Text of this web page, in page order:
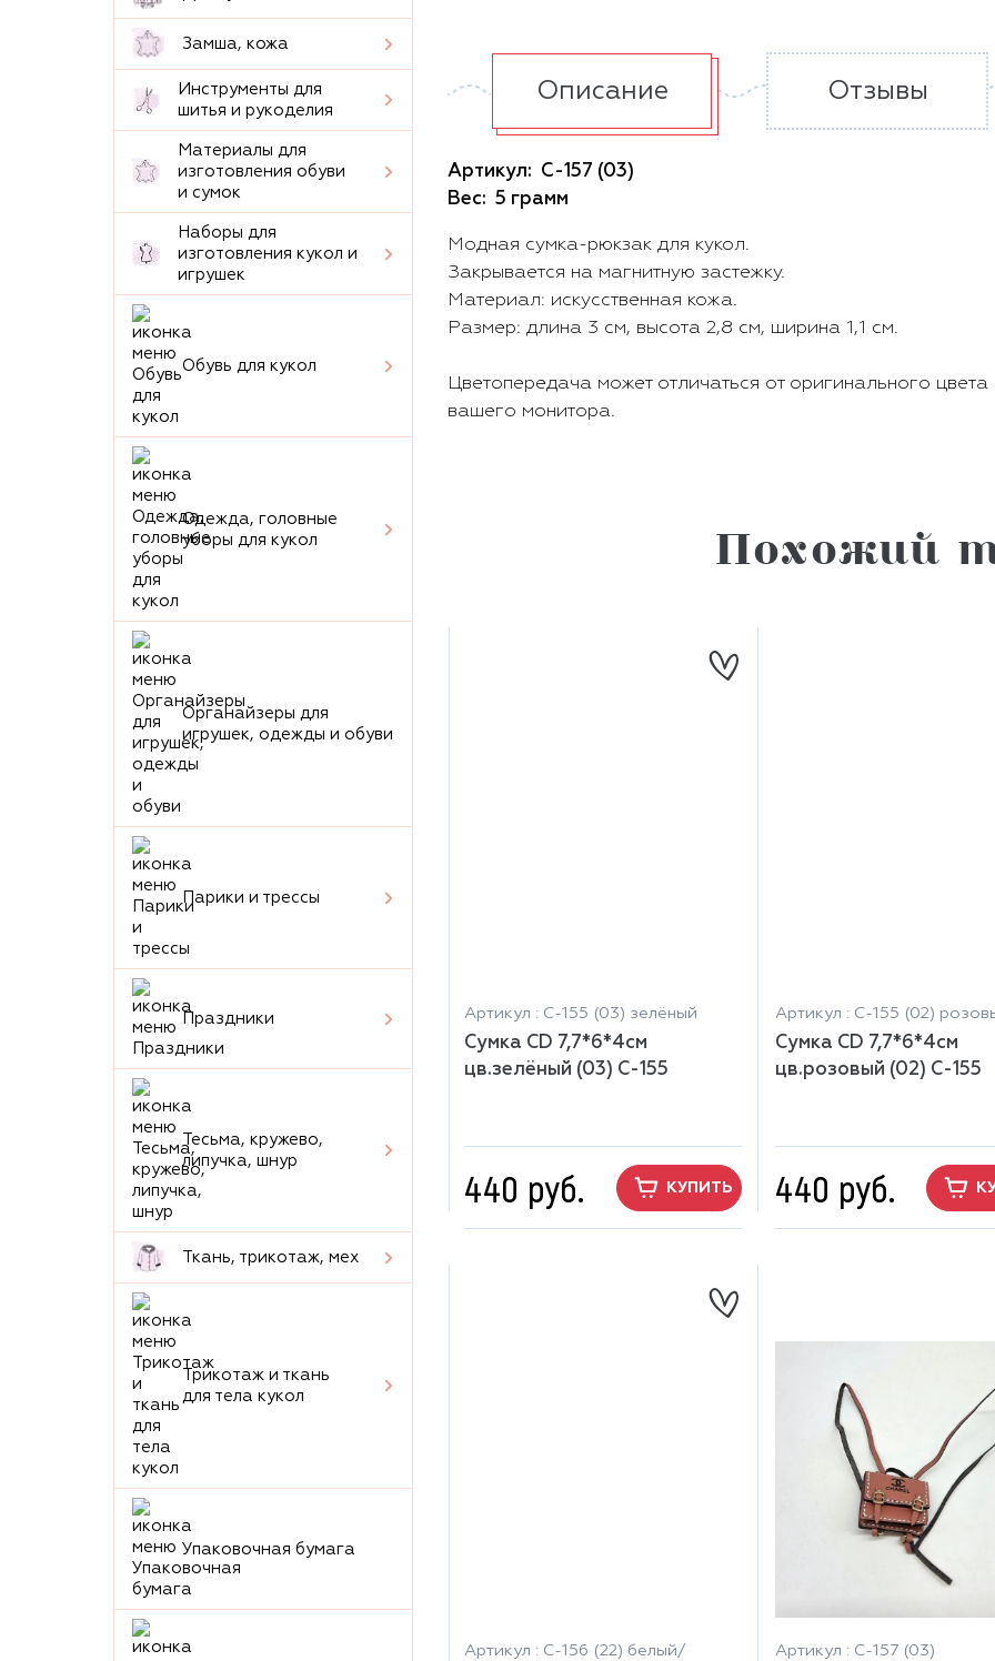
Описание Отзывы
Артикул: С-157 (03)
Вес: 5 грамм
Модная сумка-рюкзак для кукол.
Закрывается на магнитную застежку.
Материал: искусственная кожа.
Размер: длина 3 см, высота 2,8 см, ширина 1,1 см.
Цветопередача может отличаться от оригинального
вашего монитора.
Похожий
Артикул : С-155 (03) зелёный
Сумка CD 7,7*6*4см
цв.зелёный (03) С-155
440 руб. КУПИТЬ
Артикул : С-155 (02)
Сумка CD 7,7*6*4см
цв.розовый (02) С-155
440 руб.
Артикул : С-156 (22) белый/
Артикул : С-157 (03)
Замша, кожа
Инструменты для
шитья и рукоделия
Материалы для
изготовления обуви
и сумок
Наборы для
изготовления кукол и
игрушек
Обувь для кукол
Одежда, головные
уборы для кукол
Органайзеры для
игрушек, одежды и обуви
Парики и трессы
Праздники
Тесьма, кружево,
липучка, шнур
Ткань, трикотаж, мех
Трикотаж и ткань
для тела кукол
Упаковочная бумага